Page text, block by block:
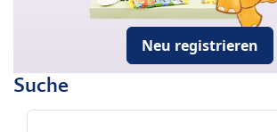
Neu registrieren
Suche